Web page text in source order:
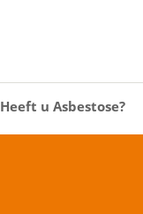
Heeft u Asbestose?